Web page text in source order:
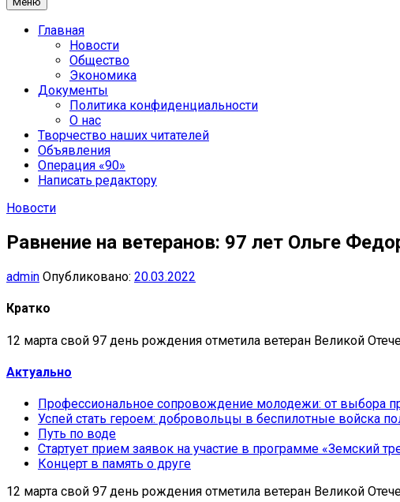
Главная
Новости
Общество
Экономика
Документы
Политика конфиденциальности
О нас
Творчество наших читателей
Объявления
Операция «90»
Написать редактору
Новости
Равнение на ветеранов: 97 лет Ольге
admin Опубликовано: 20.03.2022
Кратко
12 марта свой 97 день рождения отметила ветеран Великой
Актуально
Профессиональное сопровождение молодежи: от выбора
Успей стать героем: добровольцы в беспилотные войска
Путь по воде
Стартует прием заявок на участие в программе «Земский
Концерт в память о друге
12 марта свой 97 день рождения отметила ветеран Великой